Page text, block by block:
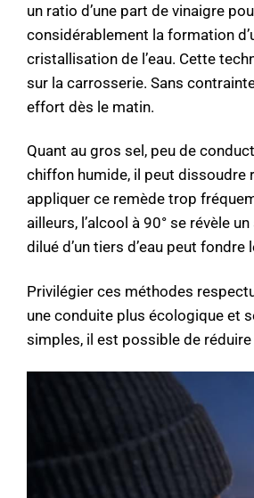
un ratio d’une part de vinaigre
considérablement la formation
cristallisation de l’eau. Cette
sur la carrosserie. Sans
effort dès le matin.
Quant au gros sel, peu de
chiffon humide, il peut dissoudre
appliquer ce remède trop
ailleurs, l’alcool à 90° se révèle
dilué d’un tiers d’eau peut
Privilégier ces méthodes
une conduite plus écologique et
simples, il est possible de